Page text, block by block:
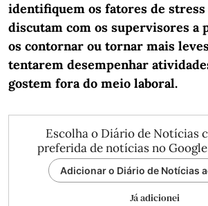
identifiquem os fatores de stress
discutam com os supervisores a
os contornar ou tornar mais
tentarem desempenhar
gostem fora do meio laboral.
Escolha o Diário de Notícias
preferida de notícias no
Adicionar o Diário de Notícias
Já adicionei